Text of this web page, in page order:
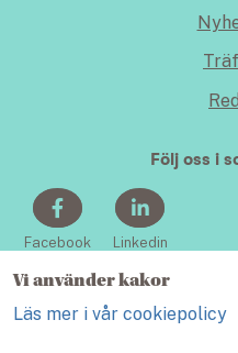
Vi använder kakor
Läs mer i vår cookiepolicy
Följ oss i
Facebook Linkedin